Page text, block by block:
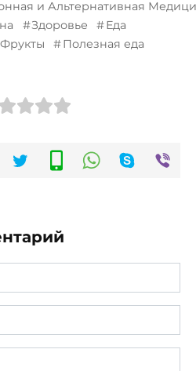
и Альтернативная
Здоровье
Еда
Фрукты
Полезная еда